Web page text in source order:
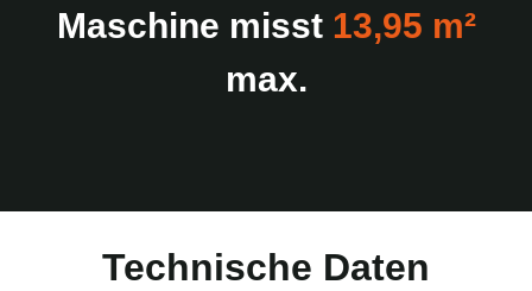
Maschine misst 13,95 m²
max.
Technische Daten